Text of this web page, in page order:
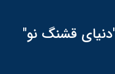
قشنگ نو"